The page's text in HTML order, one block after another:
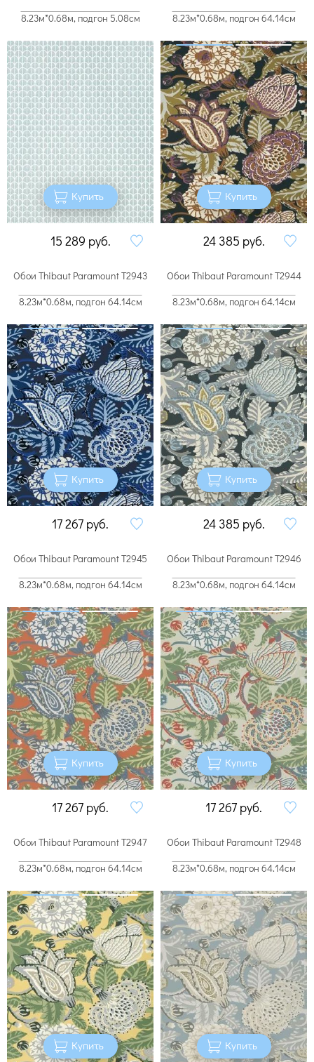
8.23м*0.68м, подгон 5.08см
Купить
15 289 руб.
8.23м*0.68м, подгон 64.14см
Купить
24 385 руб.
Обои Thibaut Paramount T2943
8.23м*0.68м, подгон 64.14см
Купить
17 267 руб.
Обои Thibaut Paramount T2944
8.23м*0.68м, подгон 64.14см
Купить
24 385 руб.
Обои Thibaut Paramount T2945
8.23м*0.68м, подгон 64.14см
Купить
17 267 руб.
Обои Thibaut Paramount T2946
8.23м*0.68м, подгон 64.14см
Купить
17 267 руб.
Обои Thibaut Paramount T2947
8.23м*0.68м, подгон 64.14см
Купить
Обои Thibaut Paramount T2948
8.23м*0.68м, подгон 64.14см
Купить